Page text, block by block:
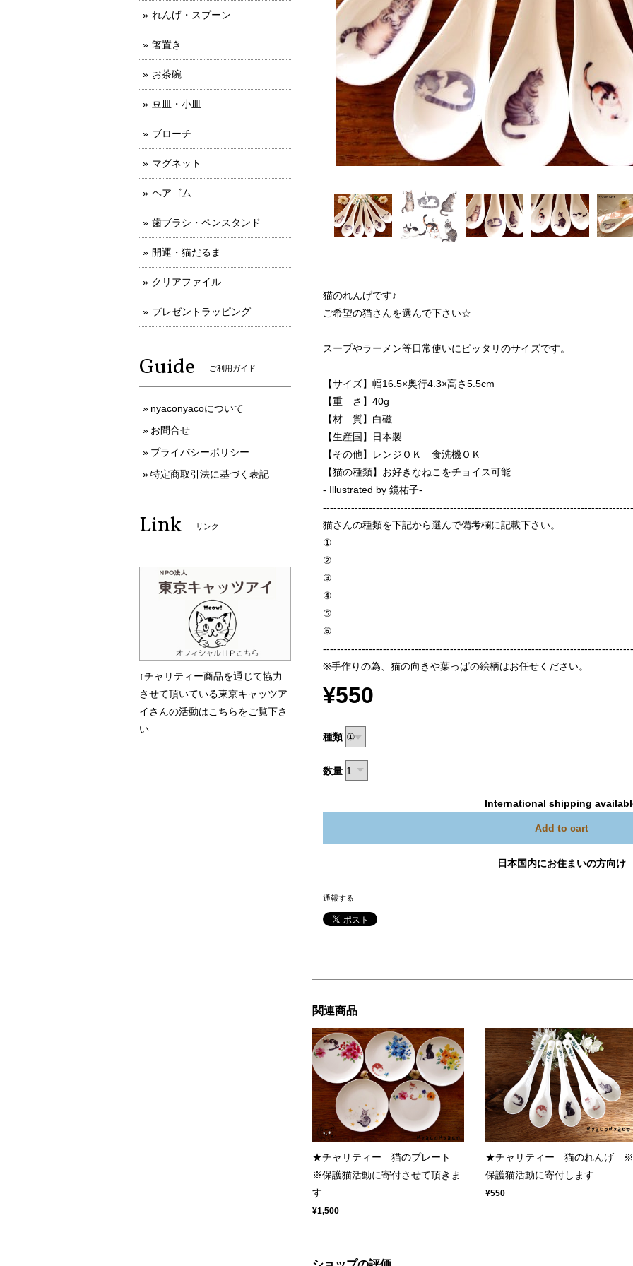
猫のれんげです♪
ご希望の猫さんを選んで下さい☆
スープやラーメン等日常使いにピッタリのサイズです。
【サイズ】幅16.5×奥行4.3×高さ5.5cm
【重 さ】40g
【材 質】白磁
【生産国】日本製
【その他】レンジＯＫ 食洗機ＯＫ
【猫の種類】お好きなねこをチョイス可能
- Illustrated by 鏡祐子-
猫さんの種類を下記から選んで備考欄に記載下さい。
①
②
③
④
⑤
⑥
※手作りの為、猫の向きや葉っぱの絵柄はお任せください。
¥550
種類
数量
International shipping
Add to cart
日本国内にお住まいの方向け
通報する
関連商品
★チャリティー 猫のプレート
※保護猫活動に寄付させて頂きま
す
¥1,500
★チャリティー 猫のれんげ ※
保護猫活動に寄付します
¥550
れんげ・スプーン
箸置き
お茶碗
豆皿・小皿
ブローチ
マグネット
ヘアゴム
歯ブラシ・ペンスタンド
開運・猫だるま
クリアファイル
プレゼントラッピング
Guide ご利用ガイド
nyaconyacoについて
お問合せ
プライバシーポリシー
特定商取引法に基づく表記
Link リンク
↑チャリティー商品を通じて協力
させて頂いている東京キャッツア
イさんの活動はこちらをご覧下さ
い